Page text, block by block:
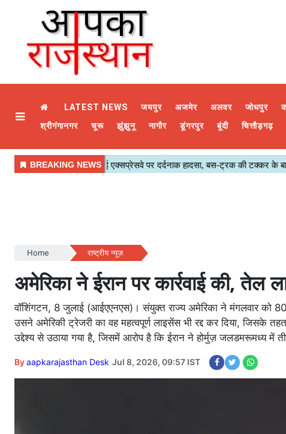
LATEST NEWS जयपुर अजमेर अलवर जोधपुर
श्रीगंगानगर
चूरू झुंझुनू नागौर डूंगरपुर बूंदी चित्तौड़गढ़
Home राष्ट्रीय न्यूज़
अमेरिका ने ईरान पर कार्रवाई की, तेल
वॉशिंगटन, 8 जुलाई (आईएएनएस)। संयुक्त राज्य अमेरिका ने मंगलवार को
उसने अमेरिकी ट्रेजरी का वह महत्वपूर्ण लाइसेंस भी रद्द कर दिया,
उद्देश्य से उठाया गया है, जिसमें आरोप है कि ईरान ने होर्मुज़ जलडमरूमध्य में
Byaapkarajasthan Desk Jul 8, 2026, 09:57 IST